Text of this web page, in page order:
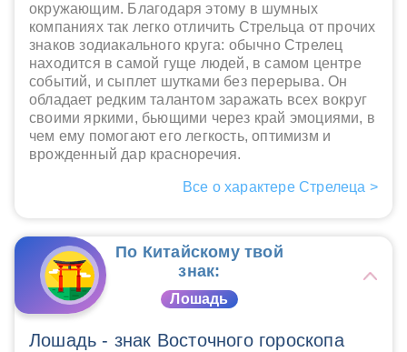
окружающим. Благодаря этому в шумных
компаниях так легко отличить Стрельца от прочих
знаков зодиакального круга: обычно Стрелец
находится в самой гуще людей, в самом центре
событий, и сыплет шутками без перерыва. Он
обладает редким талантом заражать всех вокруг
своими яркими, бьющими через край эмоциями, в
чем ему помогают его легкость, оптимизм и
врожденный дар красноречия.
Все о характере Стрелеца >
По Китайскому твой
знак:
Лошадь
Лошадь - знак Восточного гороскопа